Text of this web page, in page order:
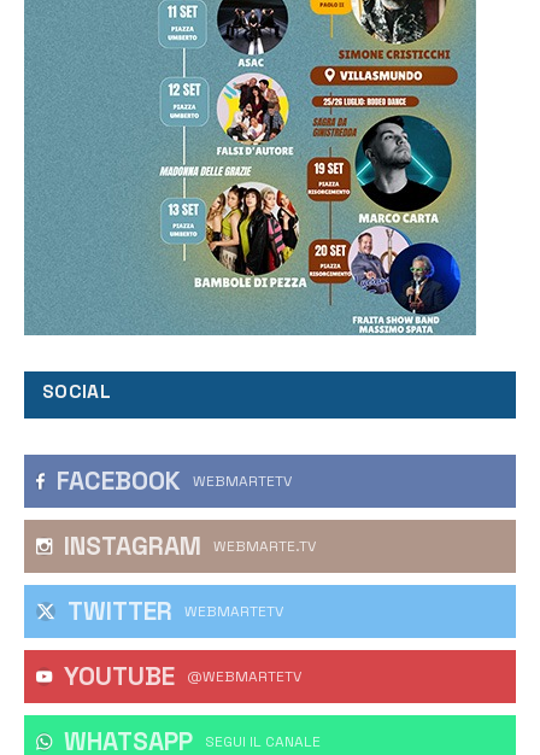
SOCIAL
FACEBOOK WEBMARTETV
INSTAGRAM WEBMARTE.TV
TWITTER WEBMARTETV
YOUTUBE @WEBMARTETV
WHATSAPP ‎SEGUI IL CANALE